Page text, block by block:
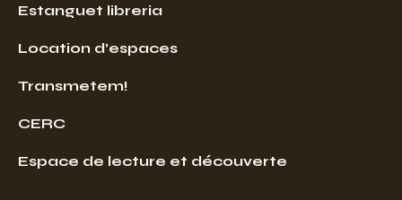
Estanguet libreria
Location d’espaces
Transmetem!
CERC
Espace de lecture et découverte